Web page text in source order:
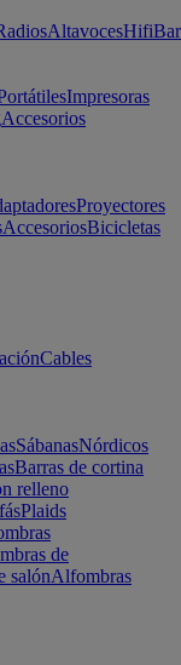
AltavocesHifi
Impresoras
Accesorios
Proyectores
AccesoriosBicicletas
Cables
SábanasNórdicos
Barras de cortina
relleno
Plaids
de
salónAlfombras